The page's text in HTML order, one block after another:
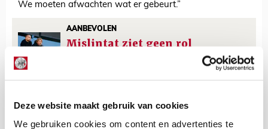
Deze website maakt gebruik van cookies
We gebruiken cookies om content en advertenties te
We moeten afwachten wat er gebeurt.”
AANBEVOLEN
Mislintat ziet geen rol
weggelegd voor Heitinga bij
Floris Roos
Bekijk alle berichten van Floris Roos